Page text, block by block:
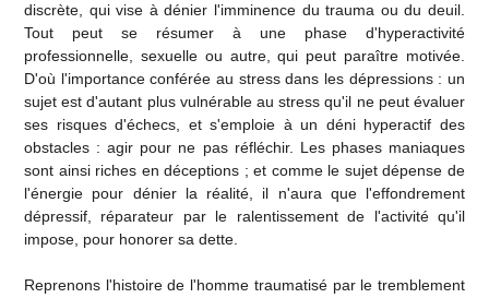
discrète, qui vise à dénier l'imminence du trauma ou du deuil.
Tout peut se résumer à une phase d'hyperactivité
professionnelle, sexuelle ou autre, qui peut paraître motivée.
D'où l'importance conférée au stress dans les dépressions : un
sujet est d'autant plus vulnérable au stress qu'il ne peut évaluer
ses risques d'échecs, et s'emploie à un déni hyperactif des
obstacles : agir pour ne pas réfléchir. Les phases maniaques
sont ainsi riches en déceptions ; et comme le sujet dépense de
l'énergie pour dénier la réalité, il n'aura que l'effondrement
dépressif, réparateur par le ralentissement de l'activité qu'il
impose, pour honorer sa dette.
Reprenons l'histoire de l'homme traumatisé par le tremblement